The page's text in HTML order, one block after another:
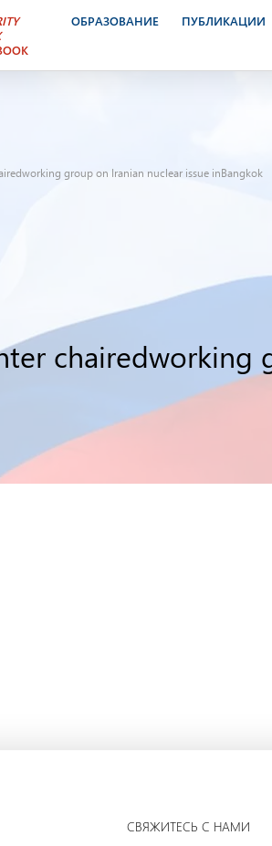
ОБРАЗОВАНИЕ ПУБЛИКАЦИИ
group on Iranian nuclear issue inBangkok
СВЯЖИТЕСЬ С НАМИ